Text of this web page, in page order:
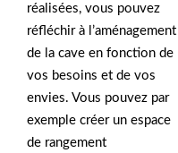
réalisées, vous pouvez
réfléchir à l’aménagement
de la cave en fonction de
vos besoins et de vos
envies. Vous pouvez par
exemple créer un espace
de rangement